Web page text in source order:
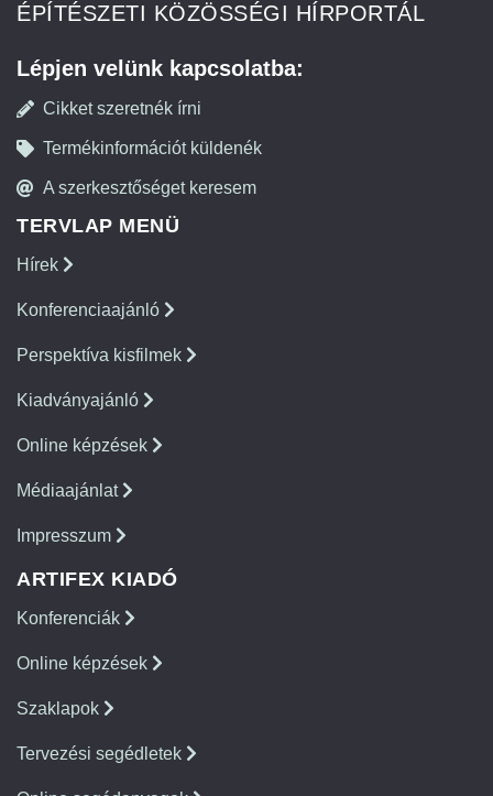
ÉPÍTÉSZETI KÖZÖSSÉGI HÍRPORTÁL
Lépjen velünk kapcsolatba:
Cikket szeretnék írni
Termékinformációt küldenék
A szerkesztőséget keresem
TERVLAP MENÜ
Hírek
Konferenciaajánló
Perspektíva kisfilmek
Kiadványajánló
Online képzések
Médiaajánlat
Impresszum
ARTIFEX KIADÓ
Konferenciák
Online képzések
Szaklapok
Tervezési segédletek